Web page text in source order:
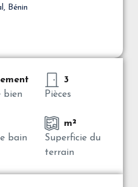
Bénin
bien
3
Pièces
bain
m²
Superficie du
terrain